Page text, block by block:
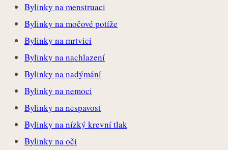
Bylinky na menstruaci
Bylinky na močové potíže
Bylinky na mrtvici
Bylinky na nachlazení
Bylinky na nadýmání
Bylinky na nemoci
Bylinky na nespavost
Bylinky na nízký krevní tlak
Bylinky na oči